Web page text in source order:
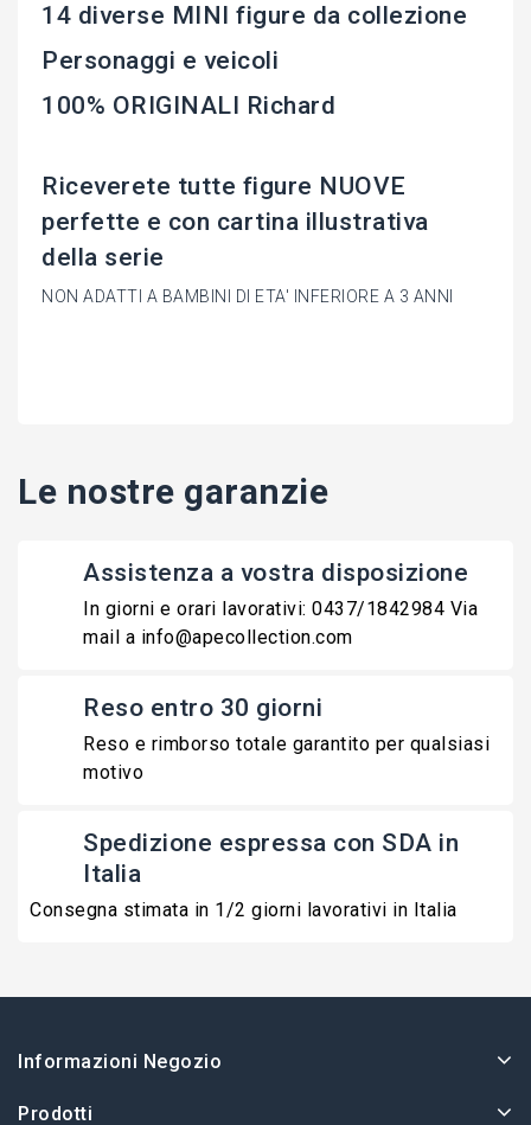
14 diverse MINI figure da collezione
Personaggi e veicoli
100% ORIGINALI Richard
Riceverete tutte figure NUOVE
perfette e con cartina illustrativa
della serie
NON ADATTI A BAMBINI DI ETA' INFERIORE A 3 ANNI
Le nostre garanzie
Assistenza a vostra disposizione
In giorni e orari lavorativi: 0437/1842984 Via
mail a info@apecollection.com
Reso entro 30 giorni
Reso e rimborso totale garantito per qualsiasi
motivo
Spedizione espressa con SDA in
Italia
Consegna stimata in 1/2 giorni lavorativi in Italia
Informazioni Negozio
Prodotti